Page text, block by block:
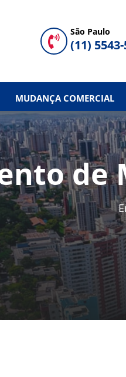

São Paulo
(11)
MUDANÇA COMERCIAL
de